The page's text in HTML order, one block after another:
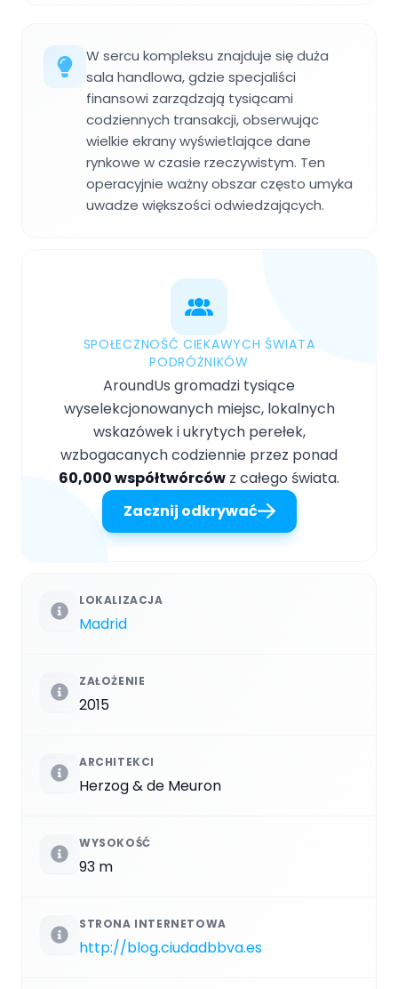
W sercu kompleksu znajduje się duża
sala handlowa, gdzie specjaliści
finansowi zarządzają tysiącami
codziennych transakcji, obserwując
wielkie ekrany wyświetlające dane
rynkowe w czasie rzeczywistym. Ten
operacyjnie ważny obszar często umyka
uwadze większości odwiedzających.
SPOŁECZNOŚĆ CIEKAWYCH ŚWIATA
PODRÓŻNIKÓW
AroundUs gromadzi tysiące
wyselekcjonowanych miejsc, lokalnych
wskazówek i ukrytych perełek,
wzbogacanych codziennie przez ponad
60,000 współtwórców z całego świata.
Zacznij odkrywać
LOKALIZACJA
Madrid
ZAŁOŻENIE
2015
ARCHITEKCI
Herzog & de Meuron
WYSOKOŚĆ
93 m
STRONA INTERNETOWA
http://blog.ciudadbbva.es